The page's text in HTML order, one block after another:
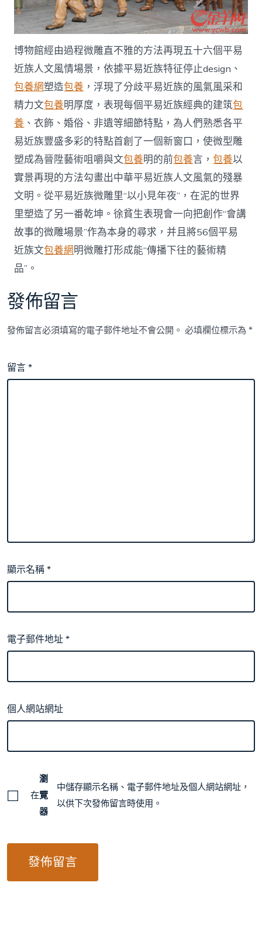
博物館經由過程微雕直不雅的方法再現五十六個平易
近族人文風情場景，依據平易近族特征停止design、
包養網塑造包養 ，浮現了分歧平易近族的風氣風采和
精力文包養明厚度，表現每個平易近族經典的建筑包
養 、衣飾、婚俗、非遺等細節特點，為人們熟悉各平
易近族豐盛多彩的特點首創了一個新窗口，使微型雕
塑成為晉陞藝術咀嚼與文包養明的前包養言，包養以
實景再現的方法勾畫出中華平易近族人文風氣的殘暴
文明。從平易近族微雕里“以小見年夜”，在泥的世界
里塑造了另一番乾坤。徐貧生表現會一向把創作“會講
故事的微雕場景”作為本身的尋求，并且將56個平易
近族文包養網明微雕打形成能“傳播下往的藝術精
品”。
發佈留言
發佈留言必須填寫的電子郵件地址不會公開。 必填欄位標示為*
留言*
顯示名稱*
電子郵件地址*
個人網站網址
在
瀏
覽
器
中儲存顯示名稱、電子郵件地址及個人網站網址，
以供下次發佈留言時使用。